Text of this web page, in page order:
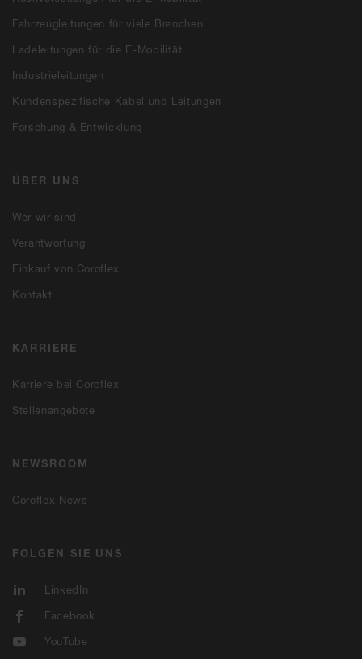
Fahrzeugleitungen für viele Branchen
Ladeleitungen für die E-Mobilität
Industrieleitungen
Kundenspezifische Kabel und Leitungen
Forschung & Entwicklung
ÜBER UNS
Wer wir sind
Verantwortung
Einkauf von Coroflex
Kontakt
KARRIERE
Karriere bei Coroflex
Stellenangebote
NEWSROOM
Coroflex News
FOLGEN SIE UNS
LinkedIn
Facebook
YouTube